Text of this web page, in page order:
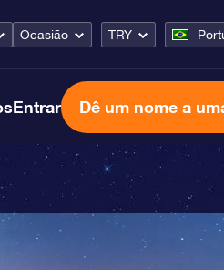
Ocasião TRY
Entrar Dê um nome a